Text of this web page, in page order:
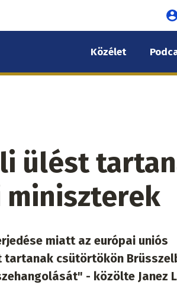
Közélet
ülést
miniszterek
miatt az európai uniós
csütörtökön
- közölte Janez